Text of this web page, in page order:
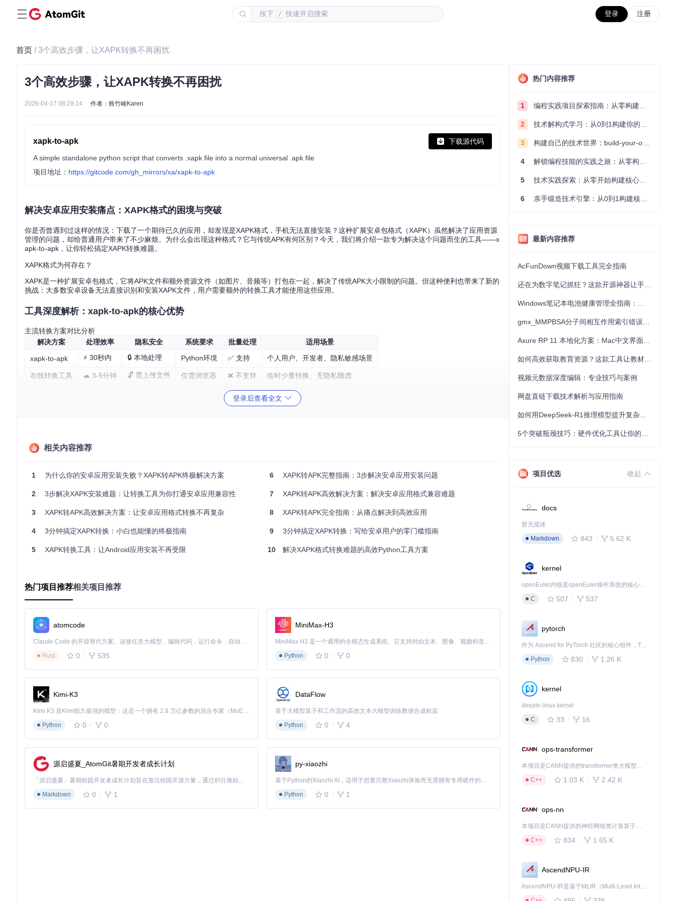
按下 / 快速开启搜索 登录 注册
首页 / 3个高效步骤，让XAPK转换不再困扰
3个高效步骤，让XAPK转换不再困扰
2026-04-17 08:29:14 作者：咎竹峻Karen
xapk-to-apk 下载源代码
A simple standalone python script that converts .xapk file into a normal universal .apk file
项目地址： https://gitcode.com/gh_mirrors/xa/xapk-to-apk
解决安卓应用安装痛点：XAPK格式的困境与突破
你是否曾遇到过这样的情况：下载了一个期待已久的应用，却发现是XAPK格式，手机无法直接安装？这种扩展安卓包格式（XAPK）虽然解决了应用资源
管理的问题，却给普通用户带来了不少麻烦。为什么会出现这种格式？它与传统APK有何区别？今天，我们将介绍一款专为解决这个问题而生的工具——x
apk-to-apk，让你轻松搞定XAPK转换难题。
XAPK格式为何存在？
XAPK是一种扩展安卓包格式，它将APK文件和额外资源文件（如图片、音频等）打包在一起，解决了传统APK大小限制的问题。但这种便利也带来了新的
挑战：大多数安卓设备无法直接识别和安装XAPK文件，用户需要额外的转换工具才能使用这些应用。
工具深度解析：xapk-to-apk的核心优势
主流转换方案对比分析
解决方案
处理效率 隐私安全 系统要求 批量处理 适用场景
xapk-to-apk ⚡ 30秒内 🔒 本地处理 Python环境 ✅ 支持 个人用户、开发者、隐私敏感场景
在线转换工具 🐢 3-5分钟 🔓 需上传文件 仅需浏览器 ❌ 不支持 临时少量转换、无隐私顾虑
✅ 支持 企业用户、频繁转换需求
🔹全平台兼容：支持Windows、macOS和Linux系统，内置环境检测功能确保转换顺利进行。
🔹操作简单直观：无需记忆复杂命令，只需选择文件，按照提示操作即可完成转换。
应用实战指南：三步完成XAPK转换
准备工作
在开始转换前，请确保你的电脑已安装以下工具：
如果你的电脑还没有Python，可以从官网下载并安装，安装时记得勾选"Add Python to PATH"选项，这一步就像给新电器插上电源，让系统能够找到并使
用Python。
核心步骤
第一步：获取工具
git clone
cd
注意事项：确保你的电脑已安装Git，否则需要手动下载工具压缩包并解压
第二步：准备XAPK文件
将你需要转换的XAPK文件复制到xapk-to-apk文件夹中，这一步就像把食材放进厨房准备烹饪。
第三步：开始转换
功能：启动转换程序
注意事项 ：运行后按照提示输入XAPK文件名，程序会自动完成转换过程
验证方法
转换成功后，你将看到类似以下的输出信息：
登录后查看全文
相关内容推荐
1 为什么你的安卓应用安装失败？XAPK转APK终极解决方案
2 3步解决XAPK安装难题：让转换工具为你打通安卓应用兼容性
3 XAPK转APK高效解决方案：让安卓应用格式转换不再复杂
4 3分钟搞定XAPK转换：小白也能懂的终极指南
5 XAPK转换工具：让Android应用安装不再受限
6 XAPK转APK完整指南：3步解决安卓应用安装问题
7 XAPK转APK高效解决方案：解决安卓应用格式兼容难题
8 XAPK转APK完全指南：从痛点解决到高效应用
9 3分钟搞定XAPK转换：写给安卓用户的零门槛指南
10 解决XAPK格式转换难题的高效Python工具方案
热门项目推荐相关项目推荐
atomcode
Claude Code 的开源替代方案。连接任意大模型，编辑代码，运行命令，自动验证 — 全自动执行。用 Rust 构建，极致性能。 ｜ An open-source alternative to Claude Code. Connect any LLM, edit code, run commands, and verify changes — autonomously. Built in Rust for speed. Get Started
Rust
0 535
MiniMax-H3
MiniMax H3 是一个通用的全模态生成系统。它支持对由文本、图像、视频和音频组成的多模态上下文进行统一理解，并能生成分辨率高达 2K、时长可达 15 秒的带原生立体声音频的视频。得益于面向任务泛化的系统设计，H3 在预训练阶段就已具备广泛的多模态上下文理解与生成能力，能够出色地执行复杂的多模态指令。
Python
0 0
Kimi-K3
Kimi K3 是Kimi能力最强的模型：这是一个拥有 2.8 万亿参数的混合专家（MoE）模型，具备原生视觉理解能力，并支持 100 万 token 的上下文窗口。
Python
0 0
DataFlow
基于大模型算子和工作流的高效文本大模型训练数据合成框架
Python
0 4
源启盛夏_AtomGit暑期开发者成长计划
「源启盛夏」暑期校园开发者成长计划旨在激活校园开源力量，通过积分激励、认证扶持、资源倾斜等形式，引导高校组织和开发者完成「入驻 — 建项目 — 做贡献 — 获认证 — 得资源」的完整闭环。无论你是想带领社团入驻平台的组织者，还是希望用代码贡献证明自己的开发者，都能在这里找到属于你的成长路径。
Markdown
0 1
py-xiaozhi
基于Python的Xiaozhi AI，适用于想要完整Xiaozhi体验而无需拥有专用硬件的用户。
Python
0 1
热门内容推荐
1 编程实践项目探索指南：从零构建技术能力体系
2 技术解构式学习：从0到1构建你的编程知识体系
3 构建自己的技术世界：build-your-own-x项目的实践探索指南
4 解锁编程技能的实践之旅：从零构建你的技术世界
5 技术实践探索：从零开始构建核心系统的实践指南
6 亲手锻造技术引擎：从0到1构建核心系统的实践指南
最新内容推荐
AcFunDown视频下载工具完全指南
视频元数据深度编辑：专业技巧与案例
网盘直链下载技术解析与应用指南
项目优选 收起
docs
暂无描述
Markdown
843 5.62 K
kernel
openEuler内核是openEuler操作系统的核心，既是系统性能与稳定性的基石，也是连接处理器、设备与服务的桥梁。
C
507 537
pytorch
作为 Ascend for PyTorch 社区的核心组件，TorchNPU 是昇腾专为 PyTorch 打造的深度学习适配插件，使 PyTorch 框架能够直接调用昇腾 NPU，为开发者提供昇腾 AI 处理器的超强算力。
Python
830 1.26 K
kernel
deepin linux kernel
C
33 16
ops-transformer
本项目是CANN提供的transformer类大模型算子库，实现网络在NPU上加速计算。
C++
1.03 K 2.42 K
ops-nn
本项目是CANN提供的神经网络类计算算子库，实现网络在NPU上加速计算。
C++
834 1.65 K
AscendNPU-IR
AscendNPU-IR是基于MLIR（Multi-Level Intermediate Representation）构建的，面向昇腾亲和算子编译时使用的中间表示，提供昇腾完备表达能力，通过编译优化提升昇腾AI处理器计算效率，支持通过生态框架使能昇腾AI处理器与深度调优